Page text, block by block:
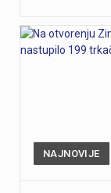
NAJNOVIJE